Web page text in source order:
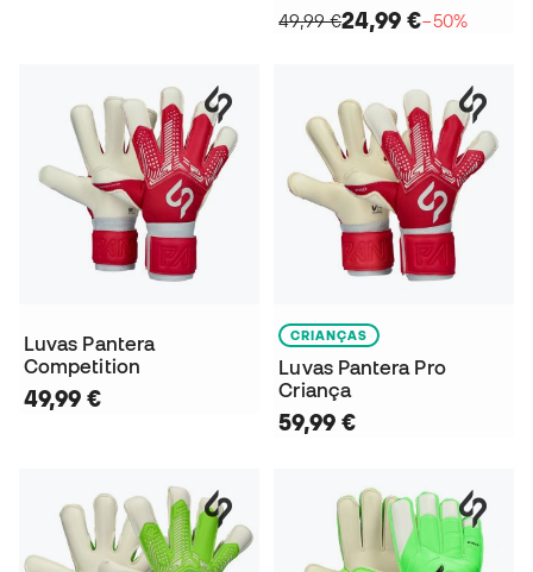
49,99 €24,99 €−50%
Luvas Pantera
Competition
49,99 €
CRIANÇAS
Luvas Pantera Pro
Criança
59,99 €